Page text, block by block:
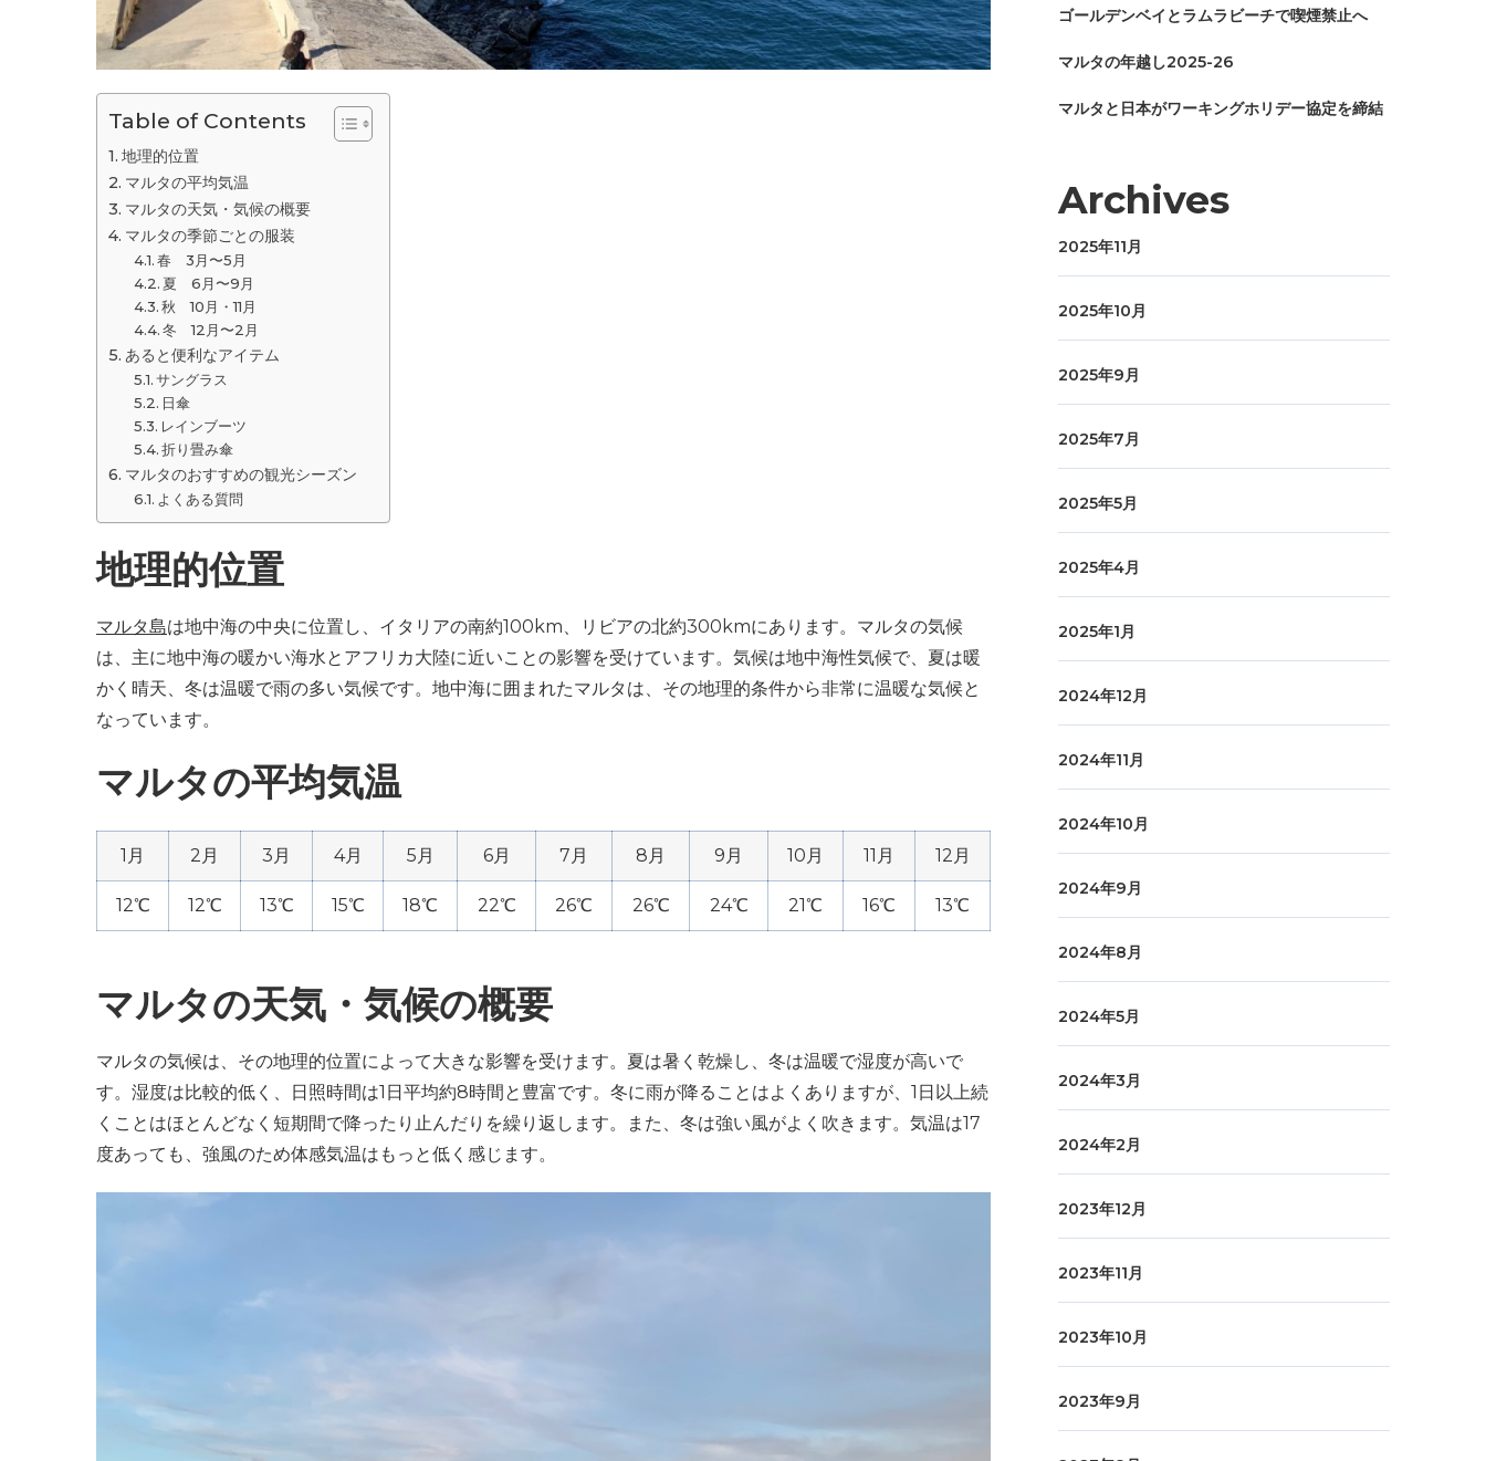
Table of Contents
地理的位置
マルタの平均気温
マルタの天気・気候の概要
マルタの季節ごとの服装
春 3月〜5月
夏 6月〜9月
秋 10月・11月
冬 12月〜2月
あると便利なアイテム
サングラス
日傘
レインブーツ
折り畳み傘
マルタのおすすめの観光シーズン
よくある質問
地理的位置
マルタ島は地中海の中央に位置し、イタリアの南約100km、リビアの北約300kmにあります。マルタの気候
は、主に地中海の暖かい海水とアフリカ大陸に近いことの影響を受けています。気候は地中海性気候で、夏は暖
かく晴天、冬は温暖で雨の多い気候です。地中海に囲まれたマルタは、その地理的条件から非常に温暖な気候と
なっています。
マルタの平均気温
1月 2月 3月 4月 5月 6月 7月 8月 9月 10月 11月 12月
12℃ 12℃ 13℃ 15℃ 18℃ 22℃ 26℃ 26℃ 24℃ 21℃ 16℃ 13℃
マルタの天気・気候の概要
マルタの気候は、その地理的位置によって大きな影響を受けます。夏は暑く乾燥し、冬は温暖で湿度が高いで
す。湿度は比較的低く、日照時間は1日平均約8時間と豊富です。冬に雨が降ることはよくありますが、1日以上続
くことはほとんどなく短期間で降ったり止んだりを繰り返します。また、冬は強い風がよく吹きます。気温は17
度あっても、強風のため体感気温はもっと低く感じます。
ゴールデンベイとラムラビーチで喫煙禁止へ
マルタの年越し2025-26
マルタと日本がワーキングホリデー協定を締結
Archives
2025年11月
2025年10月
2025年9月
2025年7月
2025年5月
2025年4月
2025年1月
2024年12月
2024年11月
2024年10月
2024年9月
2024年8月
2024年5月
2024年3月
2024年2月
2023年12月
2023年11月
2023年10月
2023年9月